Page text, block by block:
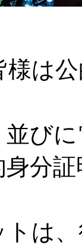
は
び
身分
は